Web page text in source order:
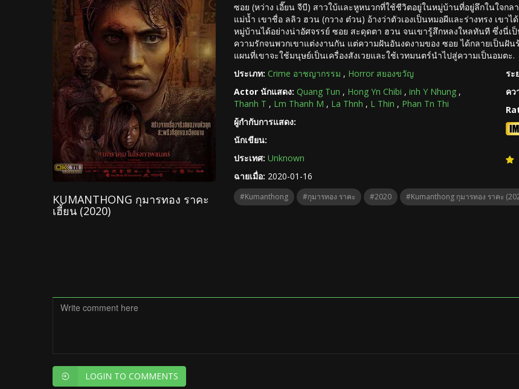
KUMANTHONG กุมารทอง ราคะ
เฮี้ยน (2020)
ซอย (หว่าง เอี๊ยน จีบี) สาวใบ้และหูหนวกที่ใช้ชีวิตอยู่ในหมู่บ้านที่อยู่ลึกในใจก
แม่น้ำ เขาชื่อ ลลิว ฮวน (กวาง ต๋วน) อ้างว่าตัวเองเป็นหมอผีและร่างทรง เข
หมู่บ้านได้อย่างน่าอัศจรรย์ ซอย สะดุดตา ฮวน จนเขารู้สึกหลงใหลทันที ซึ่งนี่
ความรักจนพวกเขาแต่งงานกัน แต่ความฝันอันงดงามของ ซอย ได้กลายเป็นฝั
แผนที่เขาจะใช้มนุษย์เป็นเครื่องสังเวยและใช้เวทมนตร์นำไปสู่ความเป็นอมตะ.
ประเภท: Crime อาชญากรรม , Horror สยองขวัญ
Actor นักแสดง: Quang Tun , Hong Yn Chibi , inh Y Nhung ,
Thanh T , Lm Thanh M , La Thnh , L Thin , Phan Tn Thi
ผู้กำกับการแสดง:
นักเขียน:
ประเทศ: Unknown
ฉายเมื่อ: 2020-01-16
ระ
คว
#Kumanthong #กุมารทอง ราคะ #2020 #Kumanthong กุมารทอง ราคะ
LOGIN TO COMMENTS